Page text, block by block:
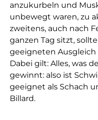
anzukurbeln und
unbewegt waren, zu
zweitens, auch nach
ganzen Tag sitzt,
geeigneten
Dabei gilt: Alles, was
gewinnt: also ist
geeignet als Schach
Billard.